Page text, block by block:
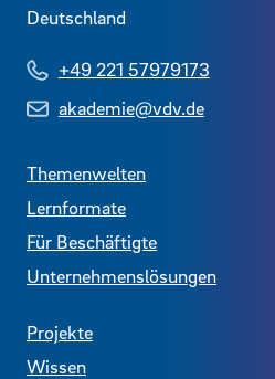
Deutschland
+49 221 57979173
akademie@vdv.de
Themenwelten
Lernformate
Für Beschäftigte
Unternehmenslösungen
Projekte
Wissen